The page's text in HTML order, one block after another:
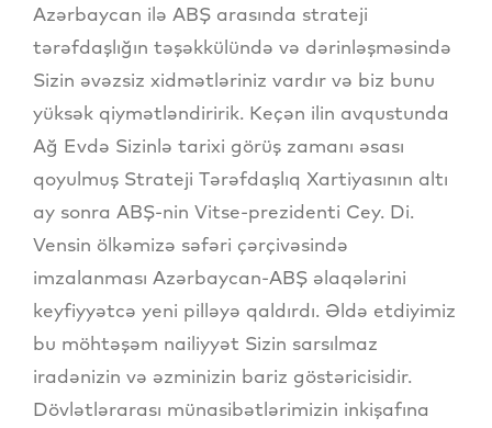
Azərbaycan ilə ABŞ arasında strateji
tərəfdaşlığın təşəkkülündə və dərinləşməsində
Sizin əvəzsiz xidmətləriniz vardır və biz bunu
yüksək qiymətləndiririk. Keçən ilin avqustunda
Ağ Evdə Sizinlə tarixi görüş zamanı əsası
qoyulmuş Strateji Tərəfdaşlıq Xartiyasının altı
ay sonra ABŞ-nin Vitse-prezidenti Cey. Di.
Vensin ölkəmizə səfəri çərçivəsində
imzalanması Azərbaycan-ABŞ əlaqələrini
keyfiyyətcə yeni pilləyə qaldırdı. Əldə etdiyimiz
bu möhtəşəm nailiyyət Sizin sarsılmaz
iradənizin və əzminizin bariz göstəricisidir.
Dövlətlərarası münasibətlərimizin inkişafına